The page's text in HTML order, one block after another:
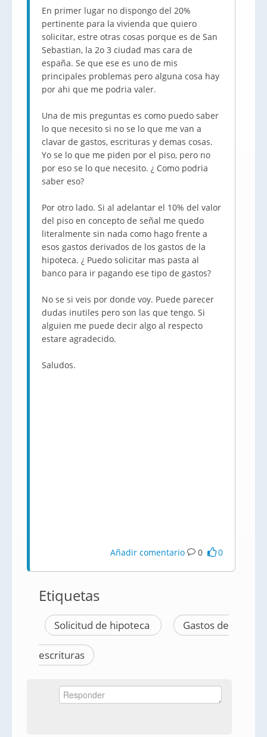
En primer lugar no dispongo del 20%
pertinente para la vivienda que quiero
solicitar, estre otras cosas porque es de San
Sebastian, la 2o 3 ciudad mas cara de
españa. Se que ese es uno de mis
principales problemas pero alguna cosa hay
por ahi que me podria valer.
Una de mis preguntas es como puedo saber
lo que necesito si no se lo que me van a
clavar de gastos, escrituras y demas cosas.
Yo se lo que me piden por el piso, pero no
por eso se lo que necesito. ¿ Como podria
saber eso?
Por otro lado. Si al adelantar el 10% del valor
del piso en concepto de señal me quedo
literalmente sin nada como hago frente a
esos gastos derivados de los gastos de la
hipoteca. ¿ Puedo solicitar mas pasta al
banco para ir pagando ese tipo de gastos?
No se si veis por donde voy. Puede parecer
dudas inutiles pero son las que tengo. Si
alguien me puede decir algo al respecto
estare agradecido.
Saludos.
Añadir comentario 0 0
Etiquetas
Solicitud de hipoteca Gastos de
escrituras